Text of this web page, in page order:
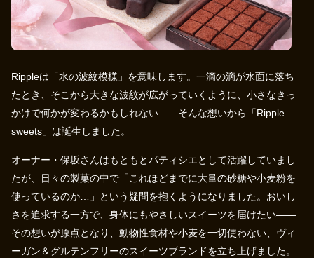
Rippleは「水の波紋模様」を意味します。一滴の滴が水面に落ち
たとき、そこから大きな波紋が広がっていくように、小さなきっ
かけで何かが変わるかもしれない——そんな想いから「Ripple
sweets」は誕生しました。
オーナー・保坂さんはもともとパティシエとして活躍していまし
たが、日々の製菓の中で「これほどまでに大量の砂糖や小麦粉を
使っているのか…」という疑問を抱くようになりました。おいし
さを追求する一方で、身体にもやさしいスイーツを届けたい——
その想いが原点となり、動物性食材や小麦を一切使わない、ヴィ
ーガン＆グルテンフリーのスイーツブランドを立ち上げました。